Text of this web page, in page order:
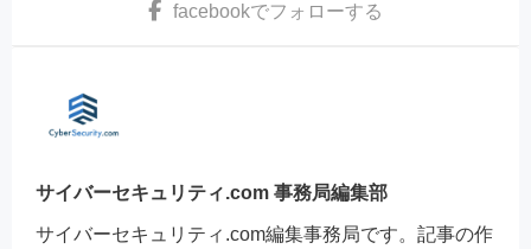
facebookでフォローする
サイバーセキュリティ.com 事務局編集部
サイバーセキュリティ.com編集事務局です。記事の作